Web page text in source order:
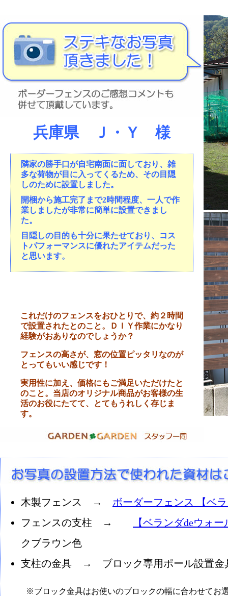
兵庫県 Ｊ・Ｙ 様
隣家の勝手口が自宅南面に面しており、雑
多な荷物が目に入ってくるため、その目隠
しのために設置しました。
開梱から施工完了まで2時間程度、一人で作
業しましたが非常に簡単に設置できまし
た。
目隠しの目的も十分に果たせており、コス
トパフォーマンスに優れたアイテムだった
と思います。
これだけのフェンスをおひとりで、約２時間
で設置されたとのこと。ＤＩＹ作業にかなり
経験がおありなのでしょうか？
フェンスの高さが、窓の位置ピッタリなのが
とってもいい感じです！
実用性に加え、価格にもご満足いただけたと
のこと。当店のオリジナル商品がお客様の生
活のお役にたてて、とてもうれしく存じま
す。
木製フェンス → ボーダーフェンス 【ベ
フェンスの支柱 →
【ベランダdeウォ
クブラウン色
支柱の金具 → ブロック専用ポール設置
※ブロック金具はお使いのブロックの幅に合わせてお